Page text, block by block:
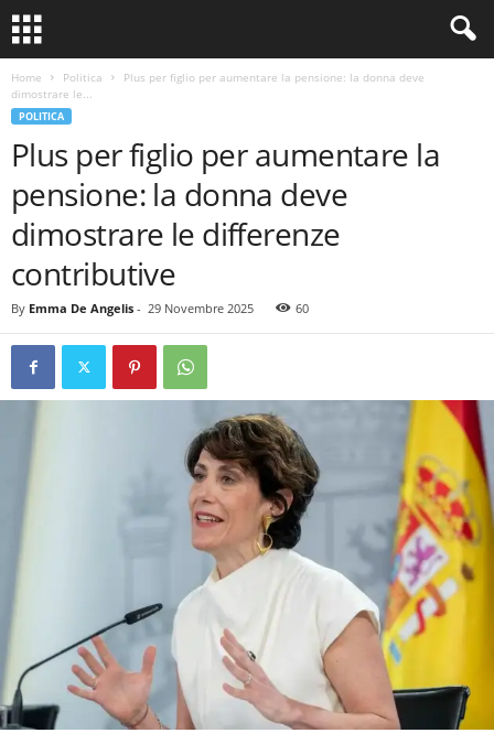
Home Politica
Plus per figlio per aumentare la pensione: la donna deve
dimostrare le...
POLITICA
Plus per figlio per aumentare la
pensione: la donna deve
dimostrare le differenze
contributive
By Emma De Angelis - 29 Novembre 2025 60